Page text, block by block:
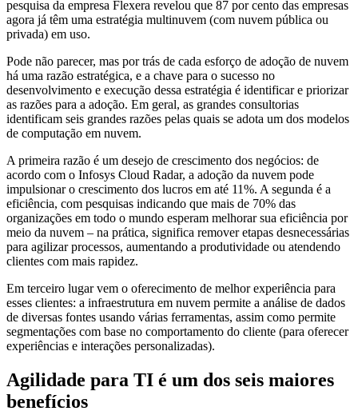
pesquisa da empresa Flexera revelou que 87 por cento das empresas
agora já têm uma estratégia multinuvem (com nuvem pública ou
privada) em uso.
Pode não parecer, mas por trás de cada esforço de adoção de nuvem
há uma razão estratégica, e a chave para o sucesso no
desenvolvimento e execução dessa estratégia é identificar e priorizar
as razões para a adoção. Em geral, as grandes consultorias
identificam seis grandes razões pelas quais se adota um dos modelos
de computação em nuvem.
A primeira razão é um desejo de crescimento dos negócios: de
acordo com o Infosys Cloud Radar, a adoção da nuvem pode
impulsionar o crescimento dos lucros em até 11%. A segunda é a
eficiência, com pesquisas indicando que mais de 70% das
organizações em todo o mundo esperam melhorar sua eficiência por
meio da nuvem – na prática, significa remover etapas desnecessárias
para agilizar processos, aumentando a produtividade ou atendendo
clientes com mais rapidez.
Em terceiro lugar vem o oferecimento de melhor experiência para
esses clientes: a infraestrutura em nuvem permite a análise de dados
de diversas fontes usando várias ferramentas, assim como permite
segmentações com base no comportamento do cliente (para oferecer
experiências e interações personalizadas).
Agilidade para TI é um dos seis maiores
benefícios